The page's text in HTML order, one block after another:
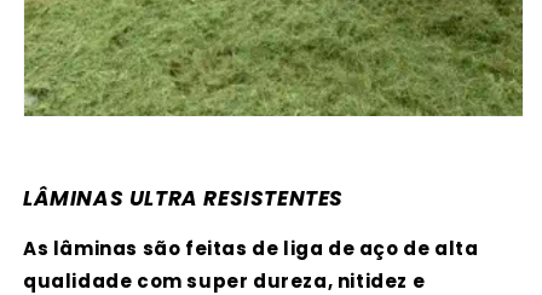
LÂMINAS ULTRA RESISTENTES
As lâminas são feitas de liga de aço de alta
qualidade com super dureza, nitidez e